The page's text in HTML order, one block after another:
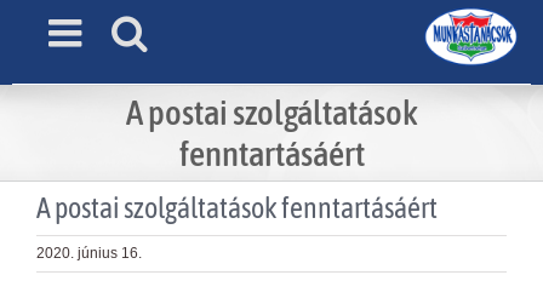
A postai szolgáltatások
fenntartásáért
A postai szolgáltatások fenntartásáért
2020. június 16.